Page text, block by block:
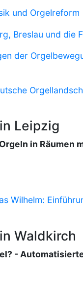
und Orgelreform
Breslau und die
der
Leipzig
in Räumen
Wilhelm:
Waldkirch
-